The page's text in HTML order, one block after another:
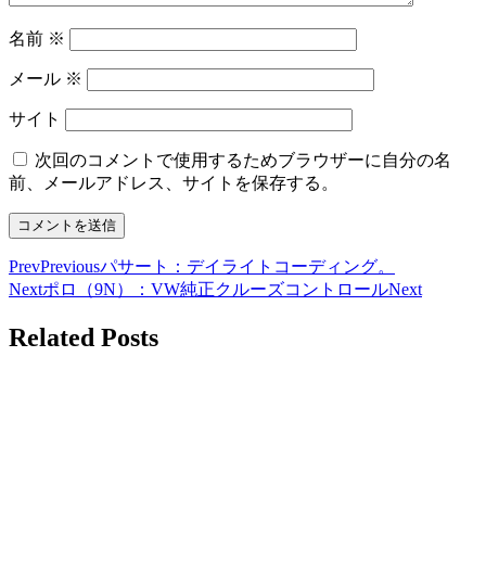
名前 ※
メール ※
サイト
次回のコメントで使用するためブラウザーに自分の名
前、メールアドレス、サイトを保存する。
PrevPreviousパサート：デイライトコーディング。
Nextポロ（9N）：VW純正クルーズコントロールNext
Related Posts